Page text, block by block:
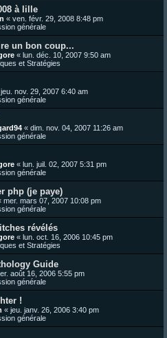
à lille
« ven. févr. 29, 2008 8:48 pm
générale
un bon coup...
« lun. déc. 10, 2007 9:50 am
et Stratégies
jeu. nov. 29, 2007 6:40 am
générale
« dim. nov. 04, 2007 11:26 am
générale
« lun. juil. 02, 2007 5:31 pm
générale
php (je paye)
mer. mars 07, 2007 10:08 pm
générale
révélés
« lun. oct. 16, 2006 10:45 pm
et Stratégies
Guide
août 16, 2006 5:55 pm
générale
!
« jeu. janv. 26, 2006 3:40 pm
générale